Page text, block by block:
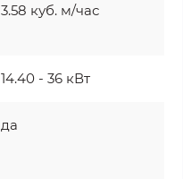
3.58 куб. м/час
14.40 - 36 кВт
да